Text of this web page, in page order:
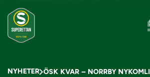
NYHETER ÖSK KVAR – NORRBY